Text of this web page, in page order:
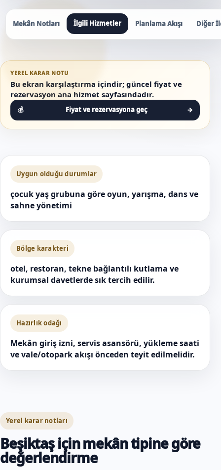
Mekân Notları İlgili Hizmetler Planlama Akışı Diğer
YEREL KARAR NOTU
Bu ekran karşılaştırma içindir; güncel fiyat ve
rezervasyon ana hizmet sayfasındadır.
Fiyat ve rezervasyona geç →
Uygun olduğu durumlar
çocuk yaş grubuna göre oyun, yarışma, dans ve
sahne yönetimi
Bölge karakteri
otel, restoran, tekne bağlantılı kutlama ve
kurumsal davetlerde sık tercih edilir.
Hazırlık odağı
Mekân giriş izni, servis asansörü, yükleme saati
ve vale/otopark akışı önceden teyit edilmelidir.
Yerel karar notları
Beşiktaş için mekân tipine göre
değerlendirme